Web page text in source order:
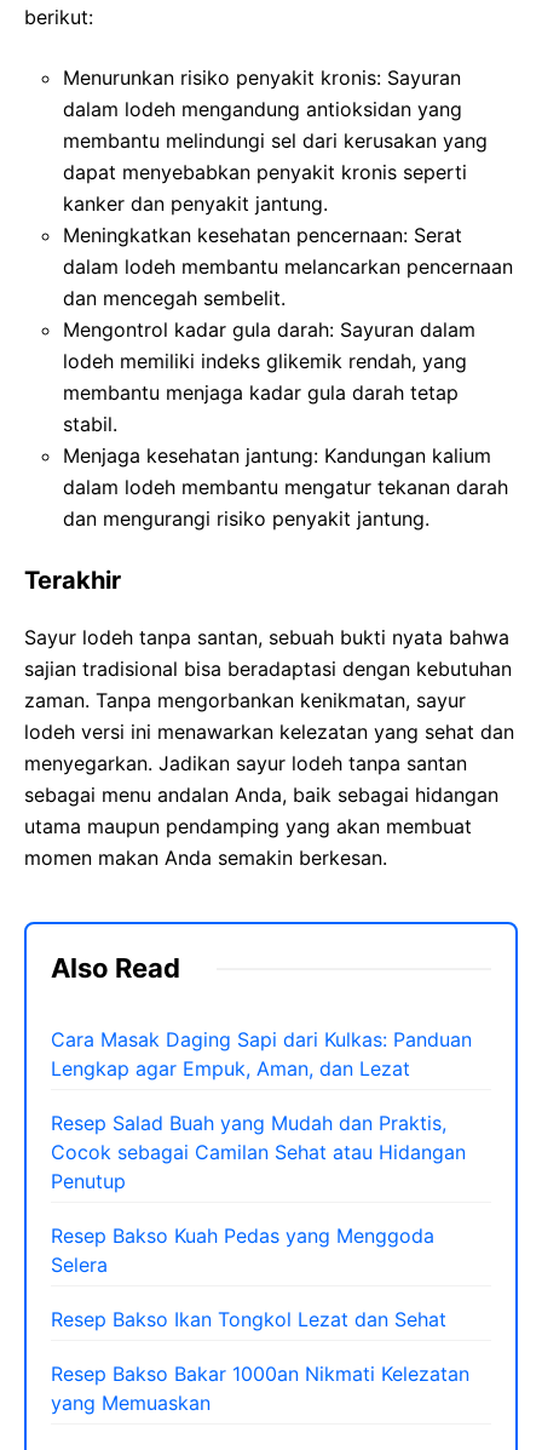
berikut:
Menurunkan risiko penyakit kronis: Sayuran
dalam lodeh mengandung antioksidan yang
membantu melindungi sel dari kerusakan yang
dapat menyebabkan penyakit kronis seperti
kanker dan penyakit jantung.
Meningkatkan kesehatan pencernaan: Serat
dalam lodeh membantu melancarkan pencernaan
dan mencegah sembelit.
Mengontrol kadar gula darah: Sayuran dalam
lodeh memiliki indeks glikemik rendah, yang
membantu menjaga kadar gula darah tetap
stabil.
Menjaga kesehatan jantung: Kandungan kalium
dalam lodeh membantu mengatur tekanan darah
dan mengurangi risiko penyakit jantung.
Terakhir
Sayur lodeh tanpa santan, sebuah bukti nyata bahwa
sajian tradisional bisa beradaptasi dengan kebutuhan
zaman. Tanpa mengorbankan kenikmatan, sayur
lodeh versi ini menawarkan kelezatan yang sehat dan
menyegarkan. Jadikan sayur lodeh tanpa santan
sebagai menu andalan Anda, baik sebagai hidangan
utama maupun pendamping yang akan membuat
momen makan Anda semakin berkesan.
Also Read
Cara Masak Daging Sapi dari Kulkas: Panduan
Lengkap agar Empuk, Aman, dan Lezat
Resep Salad Buah yang Mudah dan Praktis,
Cocok sebagai Camilan Sehat atau Hidangan
Penutup
Resep Bakso Kuah Pedas yang Menggoda
Selera
Resep Bakso Ikan Tongkol Lezat dan Sehat
Resep Bakso Bakar 1000an Nikmati Kelezatan
yang Memuaskan